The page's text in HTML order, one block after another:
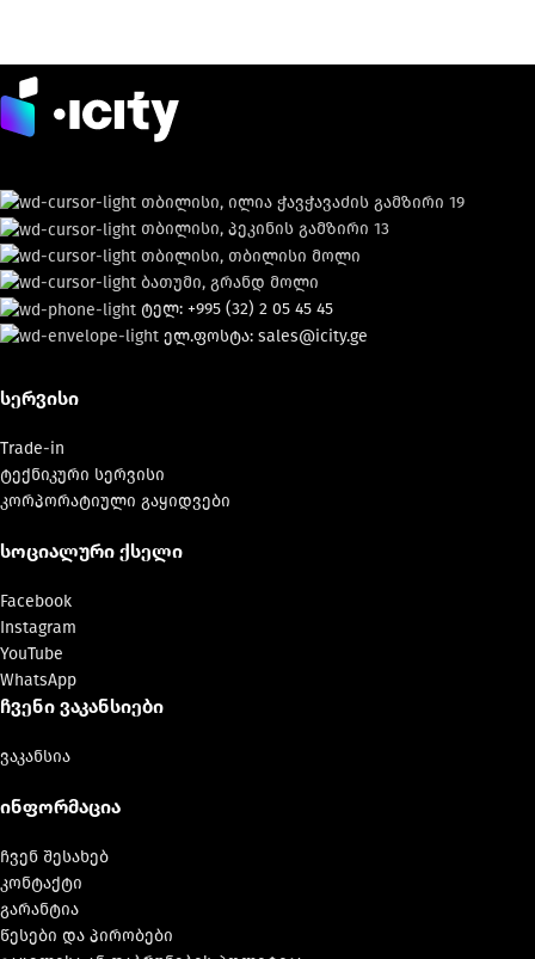
თბილისი, ილია ჭავჭავაძის გამზირი 19
თბილისი, პეკინის გამზირი 13
თბილისი, თბილისი მოლი
ბათუმი, გრანდ მოლი
ტელ: +995 (32) 2 05 45 45
ელ.ფოსტა: sales@icity.ge
სერვისი
Trade-in
ტექნიკური სერვისი
კორპორატიული გაყიდვები
სოციალური ქსელი
Facebook
Instagram
YouTube
WhatsApp
ჩვენი ვაკანსიები
ვაკანსია
ინფორმაცია
ჩვენ შესახებ
კონტაქტი
გარანტია
წესები და პირობები